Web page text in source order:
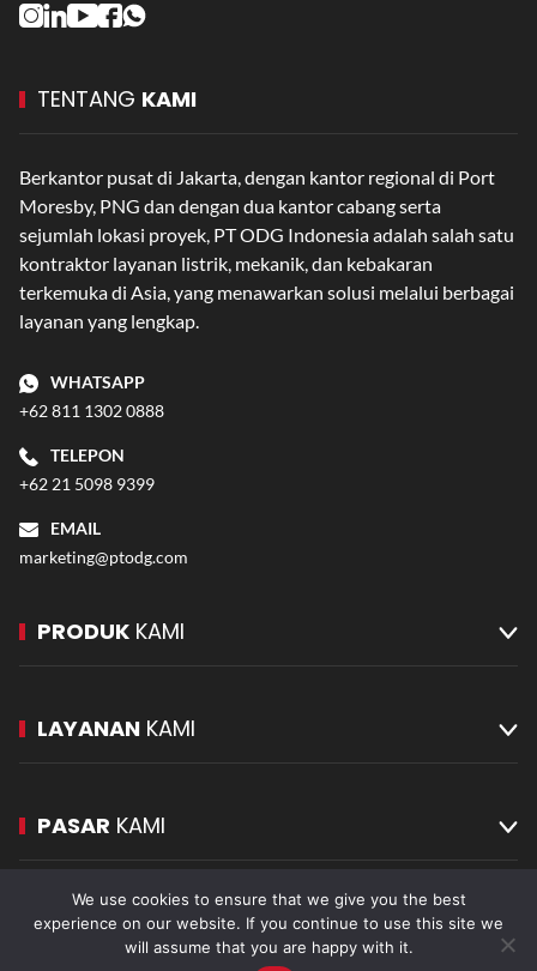
TENTANG KAMI
Berkantor pusat di Jakarta, dengan kantor regional di Port
Moresby, PNG dan dengan dua kantor cabang serta
sejumlah lokasi proyek, PT ODG Indonesia adalah salah satu
kontraktor layanan listrik, mekanik, dan kebakaran
terkemuka di Asia, yang menawarkan solusi melalui berbagai
layanan yang lengkap.
WHATSAPP
+62 811 1302 0888
TELEPON
+62 21 5098 9399
EMAIL
marketing@ptodg.com
PRODUK KAMI
LAYANAN KAMI
PASAR KAMI
We use cookies to ensure that we give you the best
experience on our website. If you continue to use this site we
will assume that you are happy with it.